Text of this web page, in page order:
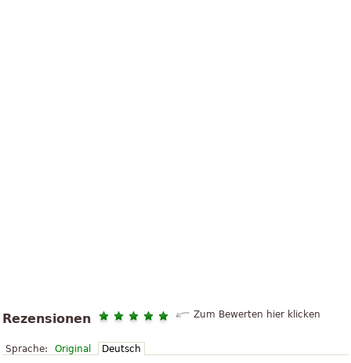
Rezensionen Zum Bewerten hier klicken
Sprache: Original Deutsch